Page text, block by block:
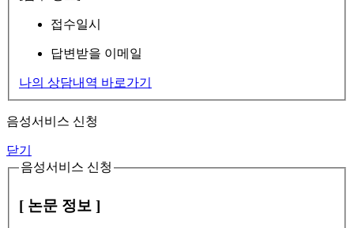
접수일시
답변받을 이메일
나의 상담내역 바로가기
음성서비스 신청
닫기
음성서비스 신청
[ 논문 정보 ]